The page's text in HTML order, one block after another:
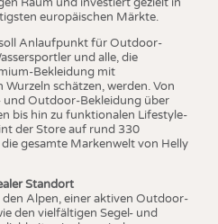
europäischen Märkte.
Anlaufpunkt für Outdoor-
und alle, die
Bekleidung mit
Wurzeln schätzen, werden. Von
und Outdoor-Bekleidung über
bis hin zu funktionalen Lifestyle-
der Store auf rund 330
gesamte Markenwelt von Helly
Standort
den Alpen, einer aktiven Outdoor-
den vielfältigen Segel- und